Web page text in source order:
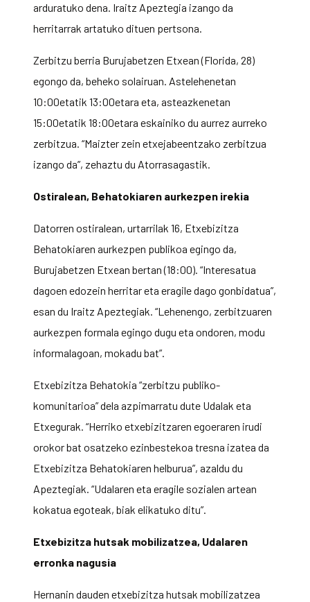
arduratuko dena. Iraitz Apeztegia izango da
herritarrak artatuko dituen pertsona.
Zerbitzu berria Burujabetzen Etxean (Florida, 28)
egongo da, beheko solairuan. Astelehenetan
10:00etatik 13:00etara eta, asteazkenetan
15:00etatik 18:00etara eskainiko du aurrez aurreko
zerbitzua. “Maizter zein etxejabeentzako zerbitzua
izango da”, zehaztu du Atorrasagastik.
Ostiralean, Behatokiaren aurkezpen irekia
Datorren ostiralean, urtarrilak 16, Etxebizitza
Behatokiaren aurkezpen publikoa egingo da,
Burujabetzen Etxean bertan (18:00). “Interesatua
dagoen edozein herritar eta eragile dago gonbidatua”,
esan du Iraitz Apeztegiak. “Lehenengo, zerbitzuaren
aurkezpen formala egingo dugu eta ondoren, modu
informalagoan, mokadu bat”.
Etxebizitza Behatokia “zerbitzu publiko-
komunitarioa” dela azpimarratu dute Udalak eta
Etxegurak. “Herriko etxebizitzaren egoeraren irudi
orokor bat osatzeko ezinbestekoa tresna izatea da
Etxebizitza Behatokiaren helburua”, azaldu du
Apeztegiak. “Udalaren eta eragile sozialen artean
kokatua egoteak, biak elikatuko ditu”.
Etxebizitza hutsak mobilizatzea, Udalaren
erronka nagusia
Hernanin dauden etxebizitza hutsak mobilizatzea